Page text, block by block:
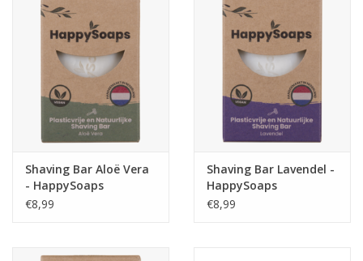
Merken
Shaving Bar Aloë Vera
- HappySoaps
€8,99
Shaving Bar Lavendel -
HappySoaps
€8,99